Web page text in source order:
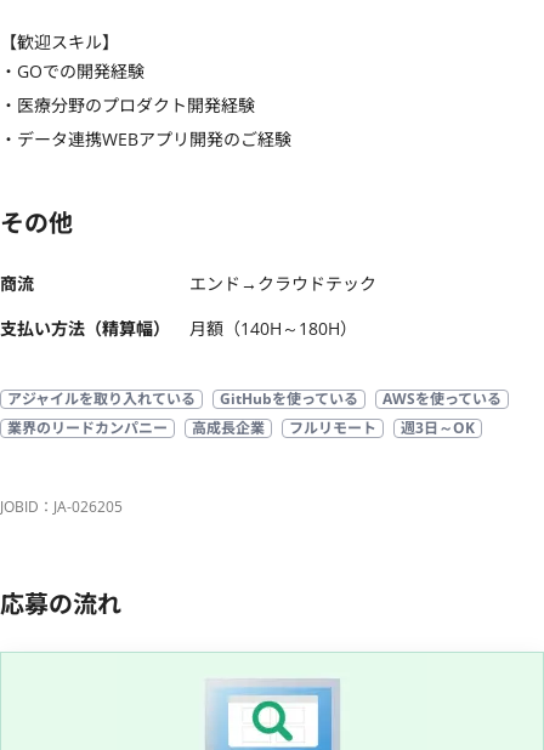
【歓迎スキル】
・GOでの開発経験
・医療分野のプロダクト開発経験
・データ連携WEBアプリ開発のご経験
その他
商流
エンド→クラウドテック
支払い方法（精算幅）
月額（140H～180H）
アジャイルを取り入れている GitHubを使っている
AWSを使っている
業界のリードカンパニー
高成長企業 フルリモート 週3日～OK
JOBID：JA-026205
応募の流れ